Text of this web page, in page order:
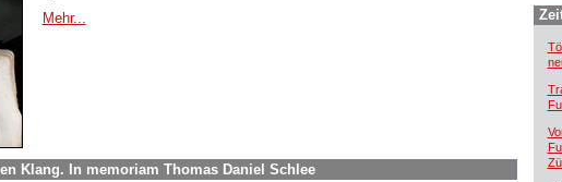
Mehr...
Klang. In memoriam Thomas Daniel Schlee